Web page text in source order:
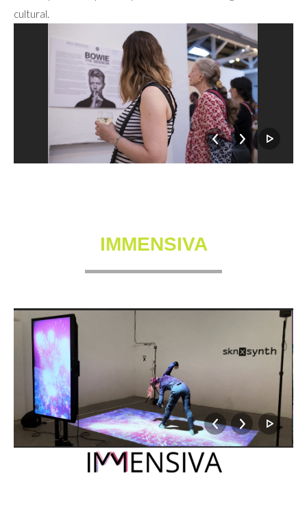
cultural.
IMMENSIVA